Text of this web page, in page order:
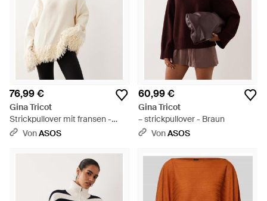
76,99 €
Gina Tricot
Strickpullover mit fransen -
Natur
VonASOS
60,99 €
Gina Tricot
– strickpullover - Braun
VonASOS